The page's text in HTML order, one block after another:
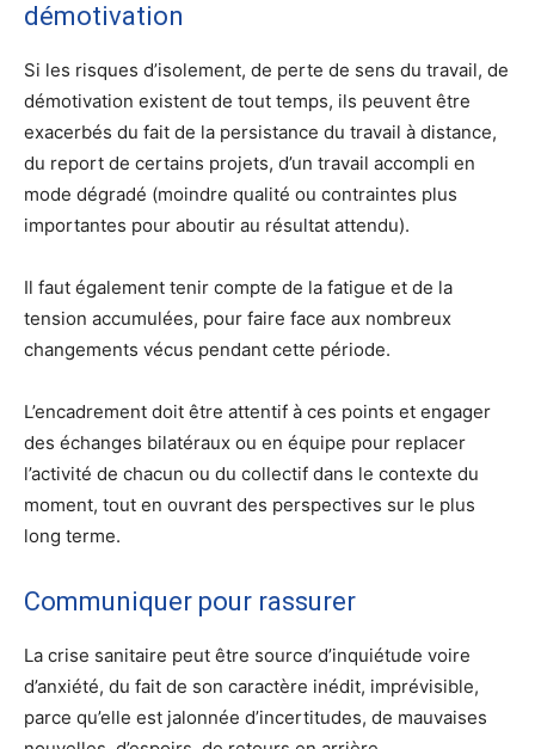
démotivation
Si les risques d’isolement, de perte de sens du travail, de
démotivation existent de tout temps, ils peuvent être
exacerbés du fait de la persistance du travail à distance,
du report de certains projets, d’un travail accompli en
mode dégradé (moindre qualité ou contraintes plus
importantes pour aboutir au résultat attendu).
Il faut également tenir compte de la fatigue et de la
tension accumulées, pour faire face aux nombreux
changements vécus pendant cette période.
L’encadrement doit être attentif à ces points et engager
des échanges bilatéraux ou en équipe pour replacer
l’activité de chacun ou du collectif dans le contexte du
moment, tout en ouvrant des perspectives sur le plus
long terme.
Communiquer pour rassurer
La crise sanitaire peut être source d’inquiétude voire
d’anxiété, du fait de son caractère inédit, imprévisible,
parce qu’elle est jalonnée d’incertitudes, de mauvaises